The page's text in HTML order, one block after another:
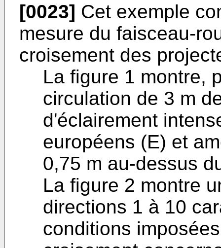
[0023] Cet exemple
mesure du faisceau-
croisement des
La figure 1 montre,
circulation de 3 m
d'éclairement
européens (E) et
0,75 m au-dessus
La figure 2 montre
directions 1 à 10
conditions